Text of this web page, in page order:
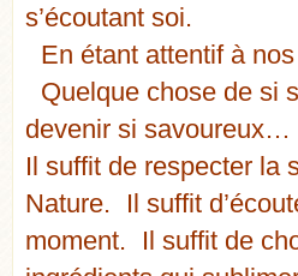
s’écoutant soi.
En étant attentif à
Quelque chose de si
devenir si savoureux…
Il suffit de respecter la
Nature. Il suffit
moment. Il suffit de